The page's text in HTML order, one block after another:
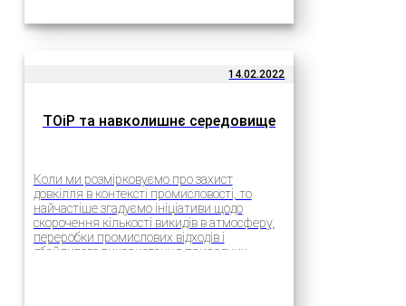
14.02.2022
ТОіР та навколишнє середовище
Коли ми розмірковуємо про захист
довкілля в контексті промисловості, то
найчастіше згадуємо ініціативи щодо
скорочення кількості викидів в атмосферу,
переробки промислових відходів і
дбайливого використання природних